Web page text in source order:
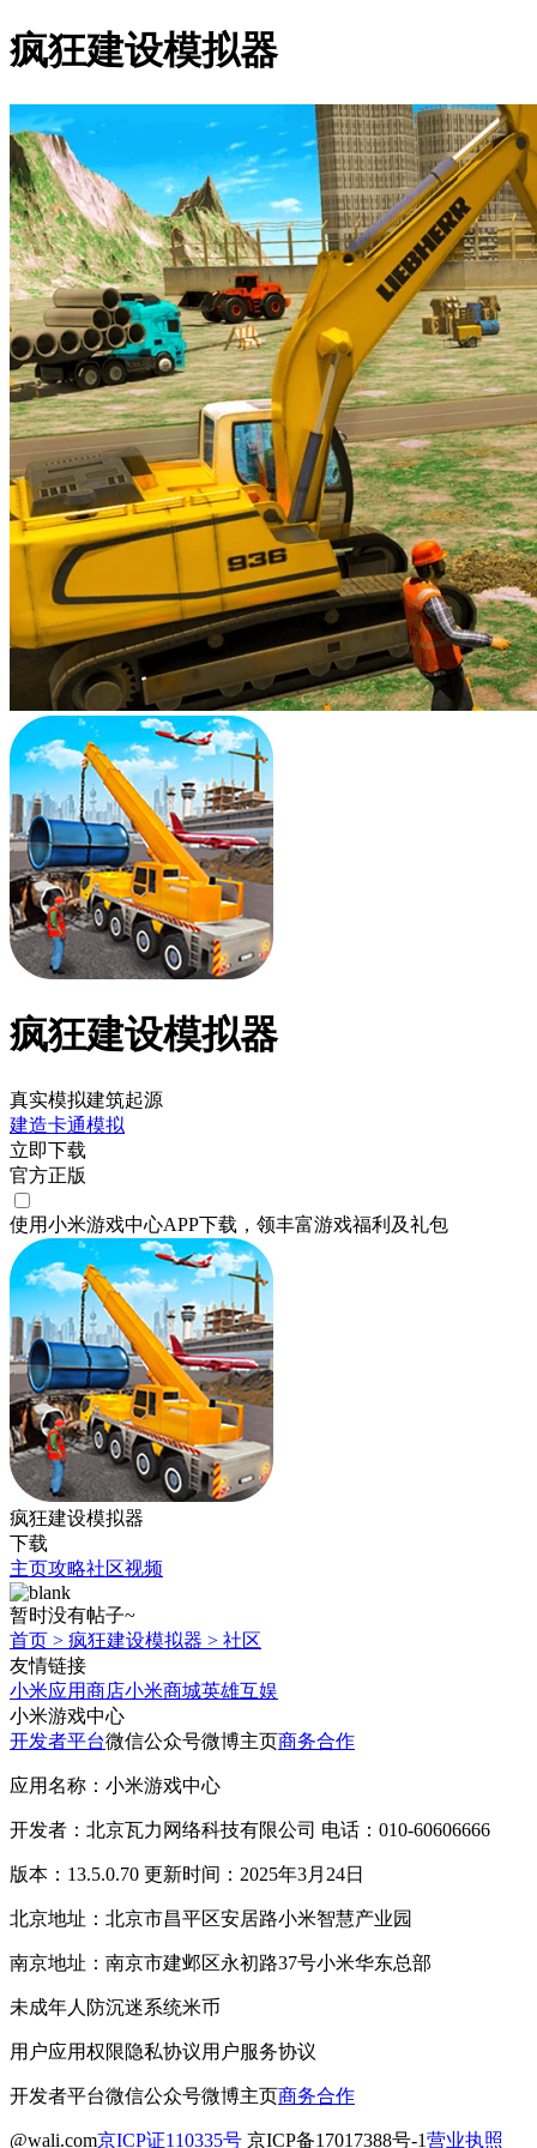
疯狂建设模拟器
疯狂建设模拟器
真实模拟建筑起源
建造卡通模拟
立即下载
官方正版
使用小米游戏中心APP下载 ，领丰富游戏福利 及礼包
疯狂建设模拟器
下载
主页攻略社区视频
暂时没有帖子~
首页 > 疯狂建设模拟器 > 社区
友情链接
小米应用商店小米商城英雄互娱
小米游戏中心
开发者平台微信公众号微博主页商务合作
应用名称：小米游戏中心
开发者：北京瓦力网络科技有限公司 电话：010-60606666
版本：13.5.0.70 更新时间：2025年3月24日
北京地址：北京市昌平区安居路小米智慧产业园
南京地址：南京市建邺区永初路37号小米华东总部
未成年人防沉迷系统米币
用户应用权限隐私协议用户服务协议
开发者平台微信公众号微博主页商务合作
@wali.com京ICP证110335号 京ICP备17017388号-1营业执照